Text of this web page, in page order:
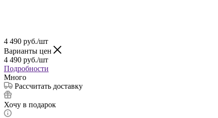
4 490 руб./шт
Варианты цен
4 490 руб./шт
Подробности
Много
Рассчитать доставку
Хочу в подарок